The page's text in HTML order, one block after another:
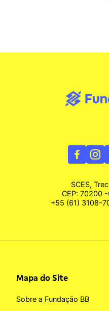
SCES,
CEP: 70200
+55 (61) 3108-
Mapa do Site
Sobre a Fundação BB